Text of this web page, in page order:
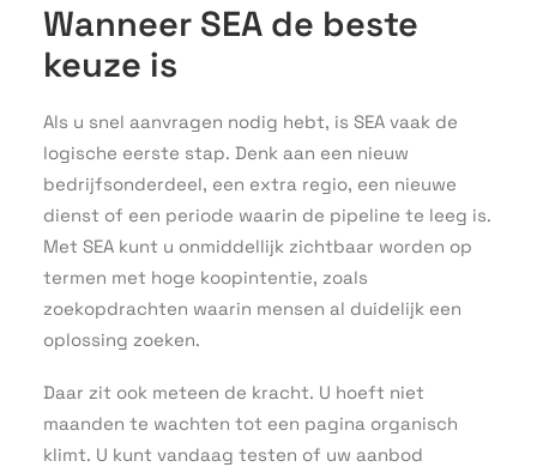
Wanneer SEA de beste
keuze is
Als u snel aanvragen nodig hebt, is SEA vaak de
logische eerste stap. Denk aan een nieuw
bedrijfsonderdeel, een extra regio, een nieuwe
dienst of een periode waarin de pipeline te leeg is.
Met SEA kunt u onmiddellijk zichtbaar worden op
termen met hoge koopintentie, zoals
zoekopdrachten waarin mensen al duidelijk een
oplossing zoeken.
Daar zit ook meteen de kracht. U hoeft niet
maanden te wachten tot een pagina organisch
klimt. U kunt vandaag testen of uw aanbod